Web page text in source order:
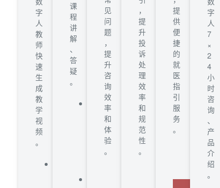
字
人
教
师
快
速
生
成
教
学
视
频
。
课
程
讲
解
、
答
疑
。
见
问
题
，
提
升
咨
询
效
率
和
体
验
。
，
提
升
投
诉
处
理
效
率
和
规
范
性
。
提
供
便
捷
的
就
医
指
引
服
务
。
字
人
7
×
2
4
小
时
咨
询
、
产
品
介
绍
。